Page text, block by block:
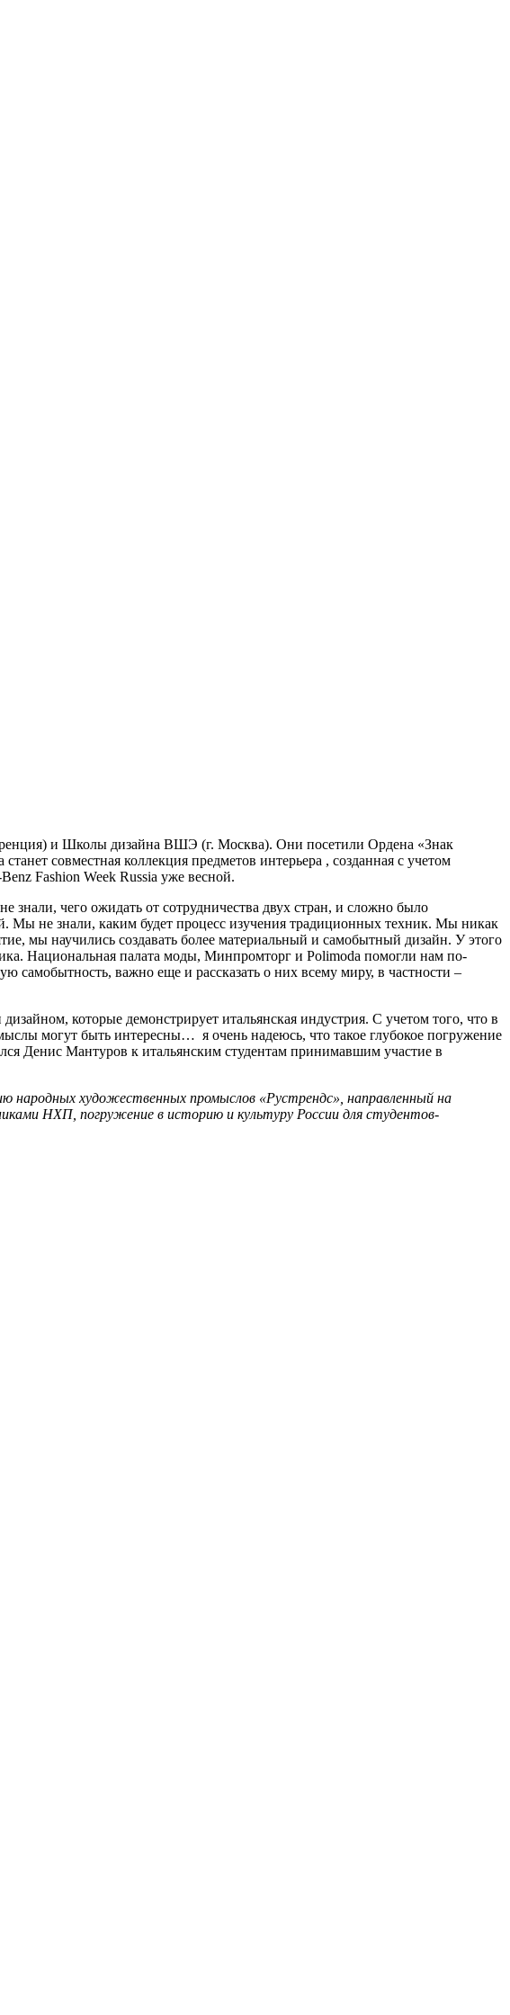
и Школы дизайна ВШЭ (г. Москва). Они посетили Ордена «Знак
совместная коллекция предметов интерьера , созданная с учетом
Fashion Week Russia уже весной.
знали, чего ожидать от сотрудничества двух стран, и сложно было
Мы не знали, каким будет процесс изучения традиционных техник. Мы никак
мы научились создавать более материальный и самобытный дизайн. У этого
Национальная палата моды, Минпромторг и Polimoda помогли нам по-
самобытность, важно еще и рассказать о них всему миру, в частности –
которые демонстрирует итальянская индустрия. С учетом того, что в
могут быть интересны… я очень надеюсь, что такое глубокое погружение
Денис Мантуров к итальянским студентам принимавшим участие в
художественных промыслов «Рустрендс», направленный на
НХП, погружение в историю и культуру России для студентов-